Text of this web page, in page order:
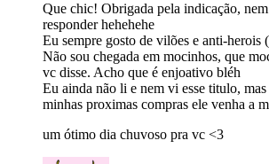
Que chic! Obrigada pela indicação,
responder hehehehe
Eu sempre gosto de vilões e anti-herois
Não sou chegada em mocinhos, que
vc disse. Acho que é enjoativo bléh
Eu ainda não li e nem vi esse titulo, mas
minhas proximas compras ele venha a
um ótimo dia chuvoso pra vc <3